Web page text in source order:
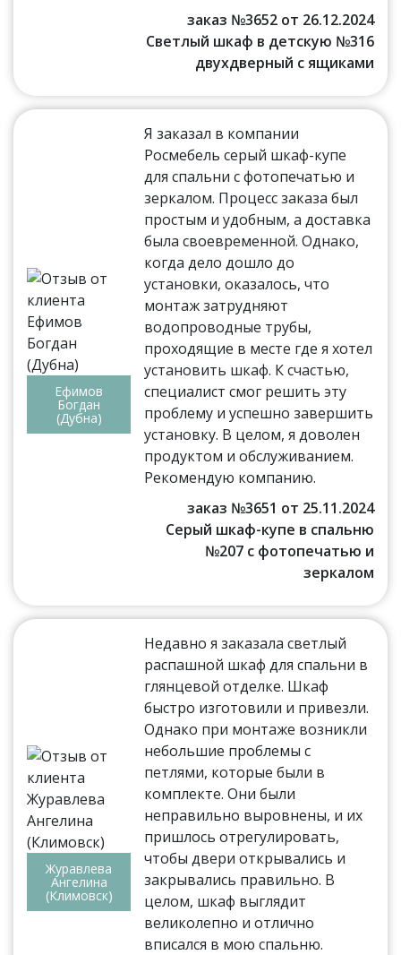
заказ №3652 от 26.12.2024
Светлый шкаф в детскую №316
двухдверный с ящиками
Ефимов
Богдан
(Дубна)
Я заказал в компании
Росмебель серый шкаф-купе
для спальни с фотопечатью и
зеркалом. Процесс заказа был
простым и удобным, а доставка
была своевременной. Однако,
когда дело дошло до
установки, оказалось, что
монтаж затрудняют
водопроводные трубы,
проходящие в месте где я хотел
установить шкаф. К счастью,
специалист смог решить эту
проблему и успешно завершить
установку. В целом, я доволен
продуктом и обслуживанием.
Рекомендую компанию.
заказ №3651 от 25.11.2024
Серый шкаф-купе в спальню
№207 с фотопечатью и
зеркалом
Журавлева
Ангелина
(Климовск)
Недавно я заказала светлый
распашной шкаф для спальни в
глянцевой отделке. Шкаф
быстро изготовили и привезли.
Однако при монтаже возникли
небольшие проблемы с
петлями, которые были в
комплекте. Они были
неправильно выровнены, и их
пришлось отрегулировать,
чтобы двери открывались и
закрывались правильно. В
целом, шкаф выглядит
великолепно и отлично
вписался в мою спальню.